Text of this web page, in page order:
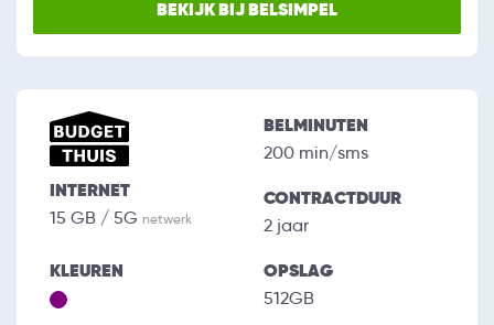
BEKIJK BIJ BELSIMPEL
INTERNET
15 GB / 5G netwerk
BELMINUTEN
200 min/sms
CONTRACTDUUR
2 jaar
KLEUREN OPSLAG
512GB